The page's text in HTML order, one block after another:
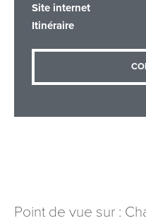
Site internet
Itinéraire
Point de vue sur :
Adresse email
Message*
nécessaires au